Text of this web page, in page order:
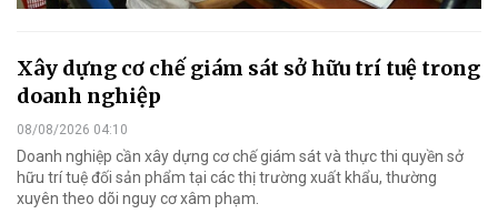
Xây dựng cơ chế giám sát sở hữu trí tuệ trong
doanh nghiệp
08/08/2026 04:10
Doanh nghiệp cần xây dựng cơ chế giám sát và thực thi quyền sở
hữu trí tuệ đối sản phẩm tại các thị trường xuất khẩu, thường
xuyên theo dõi nguy cơ xâm phạm.